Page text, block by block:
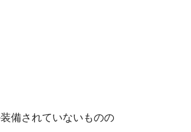
備されていないものの